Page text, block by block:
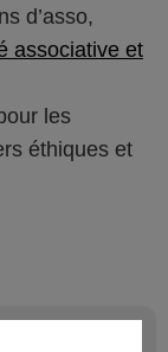
d’asso,
associative et
les
éthiques et